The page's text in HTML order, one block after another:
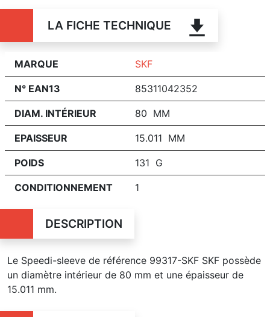
LA FICHE TECHNIQUE
MARQUE SKF
N° EAN13 85311042352
DIAM. INTÉRIEUR 80 MM
EPAISSEUR 15.011 MM
POIDS 131 G
CONDITIONNEMENT 1
DESCRIPTION
Le Speedi-sleeve de référence 99317-SKF SKF possède
un diamètre intérieur de 80 mm et une épaisseur de
15.011 mm.